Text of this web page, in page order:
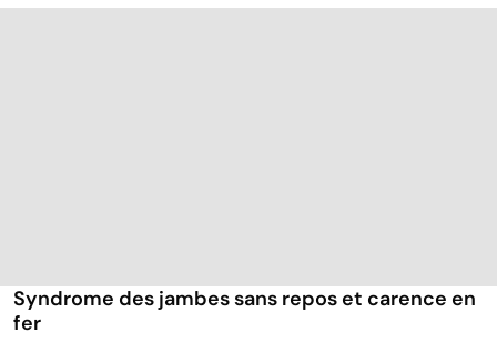
Syndrome des jambes sans repos et carence en
fer